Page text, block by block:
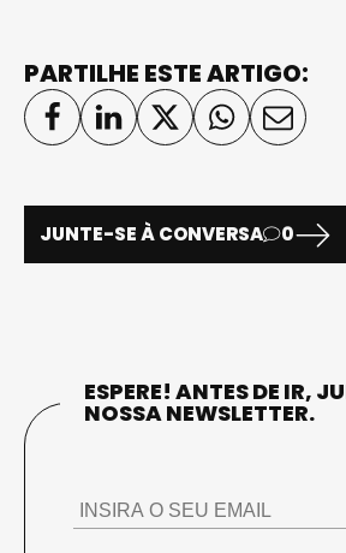
PARTILHE ESTE ARTIGO:
JUNTE-SE À CONVERSA 0
ESPERE! ANTES DE IR,
NOSSA NEWSLETTER.